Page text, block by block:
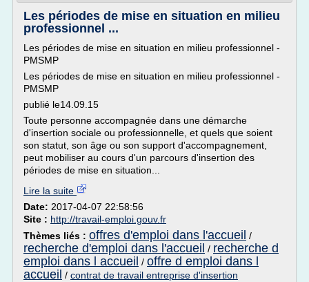
Les périodes de mise en situation en milieu
professionnel ...
Les périodes de mise en situation en milieu professionnel -
PMSMP
Les périodes de mise en situation en milieu professionnel -
PMSMP
publié le14.09.15
Toute personne accompagnée dans une démarche
d'insertion sociale ou professionnelle, et quels que soient
son statut, son âge ou son support d'accompagnement,
peut mobiliser au cours d'un parcours d'insertion des
périodes de mise en situation...
Lire la suite
Date: 2017-04-07 22:58:56
Site : http://travail-emploi.gouv.fr
Thèmes liés : offres d'emploi dans l'accueil /
recherche d'emploi dans l'accueil / recherche d
emploi dans l accueil / offre d emploi dans l
accueil / contrat de travail entreprise d'insertion